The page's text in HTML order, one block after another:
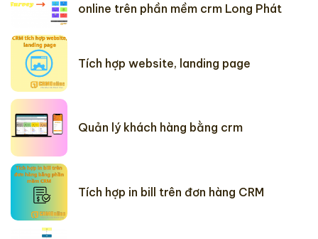
online trên phần mềm crm Long Phát
Tích hợp website, landing page
Quản lý khách hàng bằng crm
Tích hợp in bill trên đơn hàng CRM